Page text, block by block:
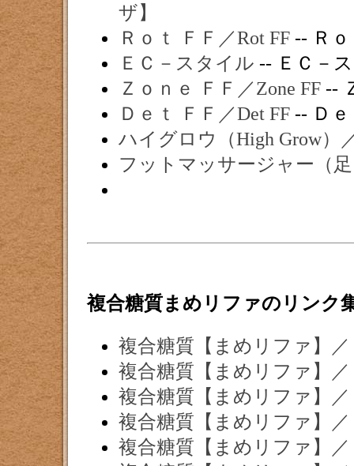
ザ】
Ｒｏｔ ＦＦ／Rot FF -- Ｒｏ
ＥＣ－スタイル -- ＥＣ－
Ｚｏｎｅ ＦＦ／Zone FF --
Ｄｅｔ ＦＦ／Det FF -- Ｄｅ
ハイグロウ（High Grow）
フットマッサージャー（
複合糖質まめリファのリンク
複合糖質【まめリファ】
複合糖質【まめリファ】
複合糖質【まめリファ】
複合糖質【まめリファ】
複合糖質【まめリファ】